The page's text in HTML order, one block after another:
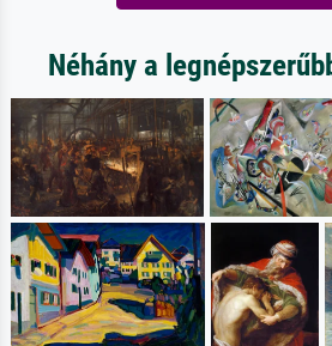
Néhány a